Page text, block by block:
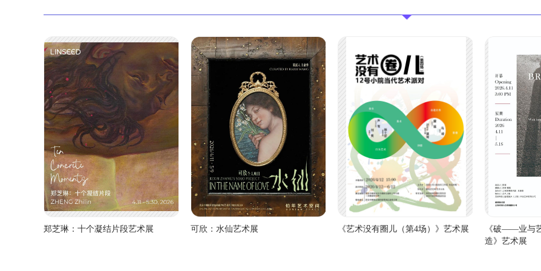
郑芝琳：十个凝结片段艺术展 可欣：水仙艺术展 《艺术没有圈儿（第4场）》艺术展
《破——业与
造》艺术展